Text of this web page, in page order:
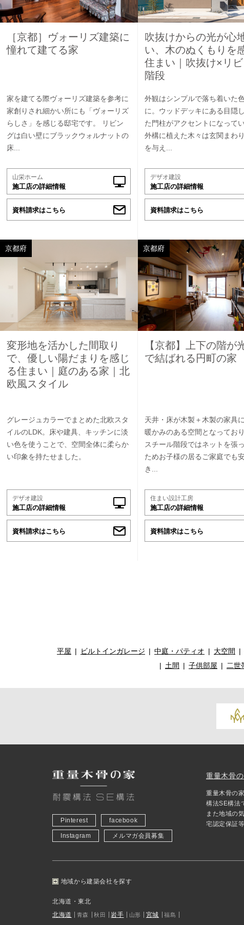
［京都］ヴォーリズ建築に
憧れて建てる家
家を建てる際ヴォーリズ建築を参考に
家創りされ細かい所にも「ヴォーリズ
らしさ」を感じる邸宅です。 リビン
グは白い壁にブラックウォルナットの
床...
山栄ホーム
施工店の詳細情報
資料請求はこちら
吹抜けからの光が心
い、木のぬくもりを
住まい｜吹抜け×リ
階段
外観はシンプルで落ち着いた
に。ウッドデッキにある目隠
た門柱がアクセントになってい
外構に植えた木々は玄関まわ
を与え...
デザオ建設
施工店の詳細情報
資料請求はこちら
京都府
変形地を活かした間取り
で、優しい陽だまりを感じ
る住まい｜庭のある家｜北
欧風スタイル
グレージュカラーでまとめた北欧スタ
イルのLDK。床や建具、キッチンに淡
い色を使うことで、空間全体に柔らか
い印象を持たせました。
デザオ建設
施工店の詳細情報
資料請求はこちら
京都府
【京都】上下の階が
で結ばれる円町の家
天井・床が木製＋木製の家具
暖かみのある空間となっており
スチール階段ではネットを張
ためお子様の居るご家庭でも
き...
住まい設計工房
施工店の詳細情報
資料請求はこちら
平屋 ビルトインガレージ 中庭・パティオ 大空間
土間
子供部屋 二世
Pinterest facebook
Instagram メルマガ会員募集
重量木骨
重量木骨の
構法SE構法
また地域の
宅認定保証
地域から建築会社を探す
北海道・東北
北海道
青森 秋田 岩手 山形 宮城 福島